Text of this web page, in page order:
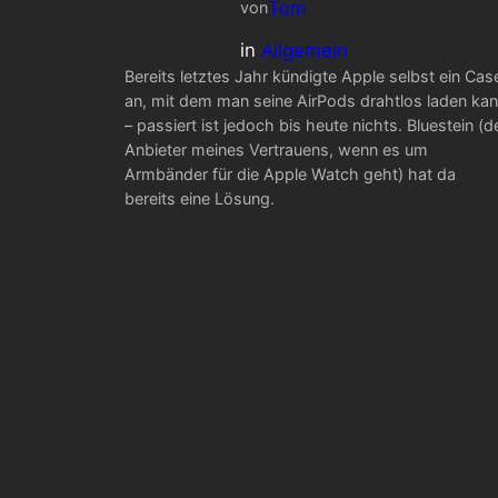
vonTom
in Allgemein
Bereits letztes Jahr kündigte Apple selbst ein
an, mit dem man seine AirPods drahtlos laden
– passiert ist jedoch bis heute nichts. Bluestein
Anbieter meines Vertrauens, wenn es um
Armbänder für die Apple Watch geht) hat da
bereits eine Lösung.